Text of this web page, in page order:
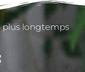
plus longtemps